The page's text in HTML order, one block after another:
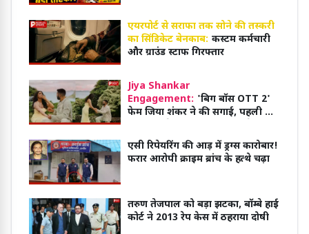
एयरपोर्ट से सराफा तक सोने की तस्करी
का सिंडिकेट बेनकाब: कस्टम कर्मचारी
और ग्राउंड स्टाफ गिरफ्तार
Jiya Shankar
Engagement: 'बिग बॉस OTT 2'
फेम जिया शंकर ने की सगाई, पहली बार
रोमांटिक तस्वीरें VIRAL
एसी रिपेयरिंग की आड़ में ड्रग्स कारोबार!
फरार आरोपी क्राइम ब्रांच के हत्थे चढ़ा
तरुण तेजपाल को बड़ा झटका, बॉम्बे हाई
कोर्ट ने 2013 रेप केस में ठहराया दोषी